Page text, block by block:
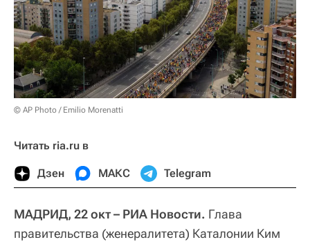
© AP Photo / Emilio Morenatti
Читать ria.ru в
Дзен МАКС Telegram
МАДРИД, 22 окт – РИА Новости. Глава
правительства (женералитета) Каталонии Ким